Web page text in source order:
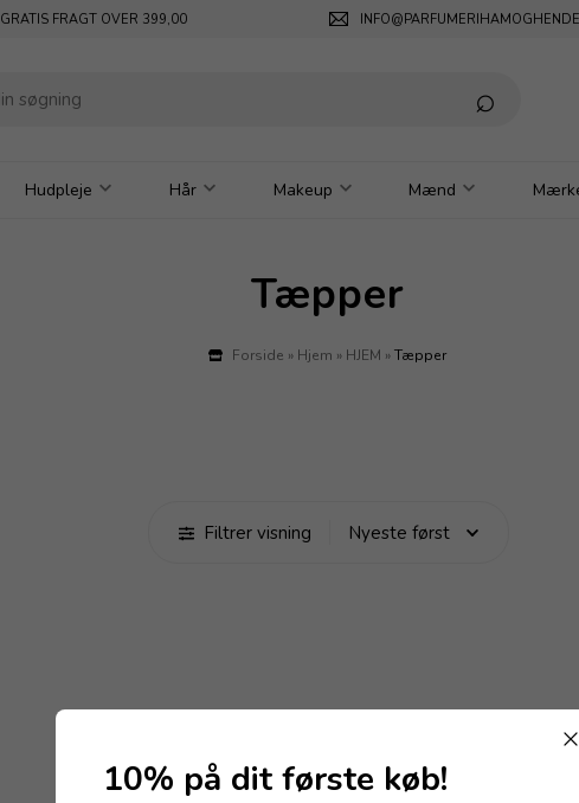
GRATIS FRAGT OVER 399,00
Hudpleje Hår Makeup Mænd
Tæpper
Forside » Hjem » HJEM »Tæpper
Filtrer visning
10% på dit første køb!